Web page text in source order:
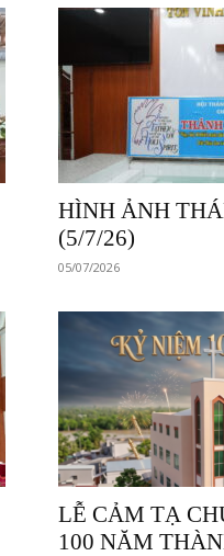
HÌNH ẢNH
(5/7/26)
05/07/2026
LỄ CẢM TẠ
100 NĂM